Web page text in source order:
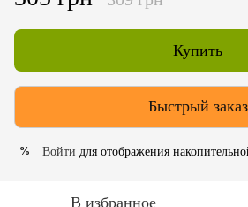
Купить
Быстрый заказ
% Войти для отображения
В избранное